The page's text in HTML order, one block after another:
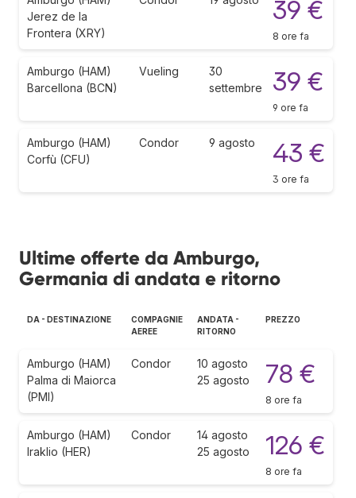
Jerez de la
Frontera (XRY)
39 €
8 ore fa
Amburgo (HAM)
Barcellona (BCN)
Vueling
30
settembre
39 €
9 ore fa
Amburgo (HAM)
Corfù (CFU)
Condor 9 agosto 43 €
3 ore fa
Ultime offerte da Amburgo,
Germania di andata e ritorno
DA - DESTINAZIONE
COMPAGNIE
AEREE
ANDATA -
RITORNO
PREZZO
Amburgo (HAM)
Palma di Maiorca
(PMI)
Condor
10 agosto
25 agosto
78 €
8 ore fa
Amburgo (HAM)
Iraklio (HER)
Condor
14 agosto
25 agosto
126 €
8 ore fa